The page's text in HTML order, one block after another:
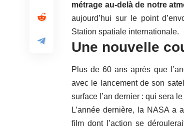
métrage au-delà de notre
aujourd’hui sur le point
Station spatiale internationale.
Une nouvelle
Plus de 60 ans après que
avec le lancement de son
surface l’an dernier : qui sera
L’année dernière, la NASA a
film dont l’action se